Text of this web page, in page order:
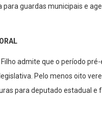
para guardas municipais e
admite que o período
Pelo menos oito
para deputado estadual e